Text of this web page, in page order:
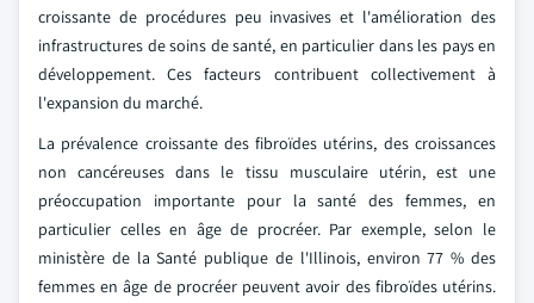
croissante de procédures peu invasives et l'amélioration des
infrastructures de soins de santé, en particulier dans les pays en
développement. Ces facteurs contribuent collectivement à
l'expansion du marché.
La prévalence croissante des fibroïdes utérins, des croissances
non cancéreuses dans le tissu musculaire utérin, est une
préoccupation importante pour la santé des femmes, en
particulier celles en âge de procréer. Par exemple, selon le
ministère de la Santé publique de l'Illinois, environ 77 % des
femmes en âge de procréer peuvent avoir des fibroïdes utérins.